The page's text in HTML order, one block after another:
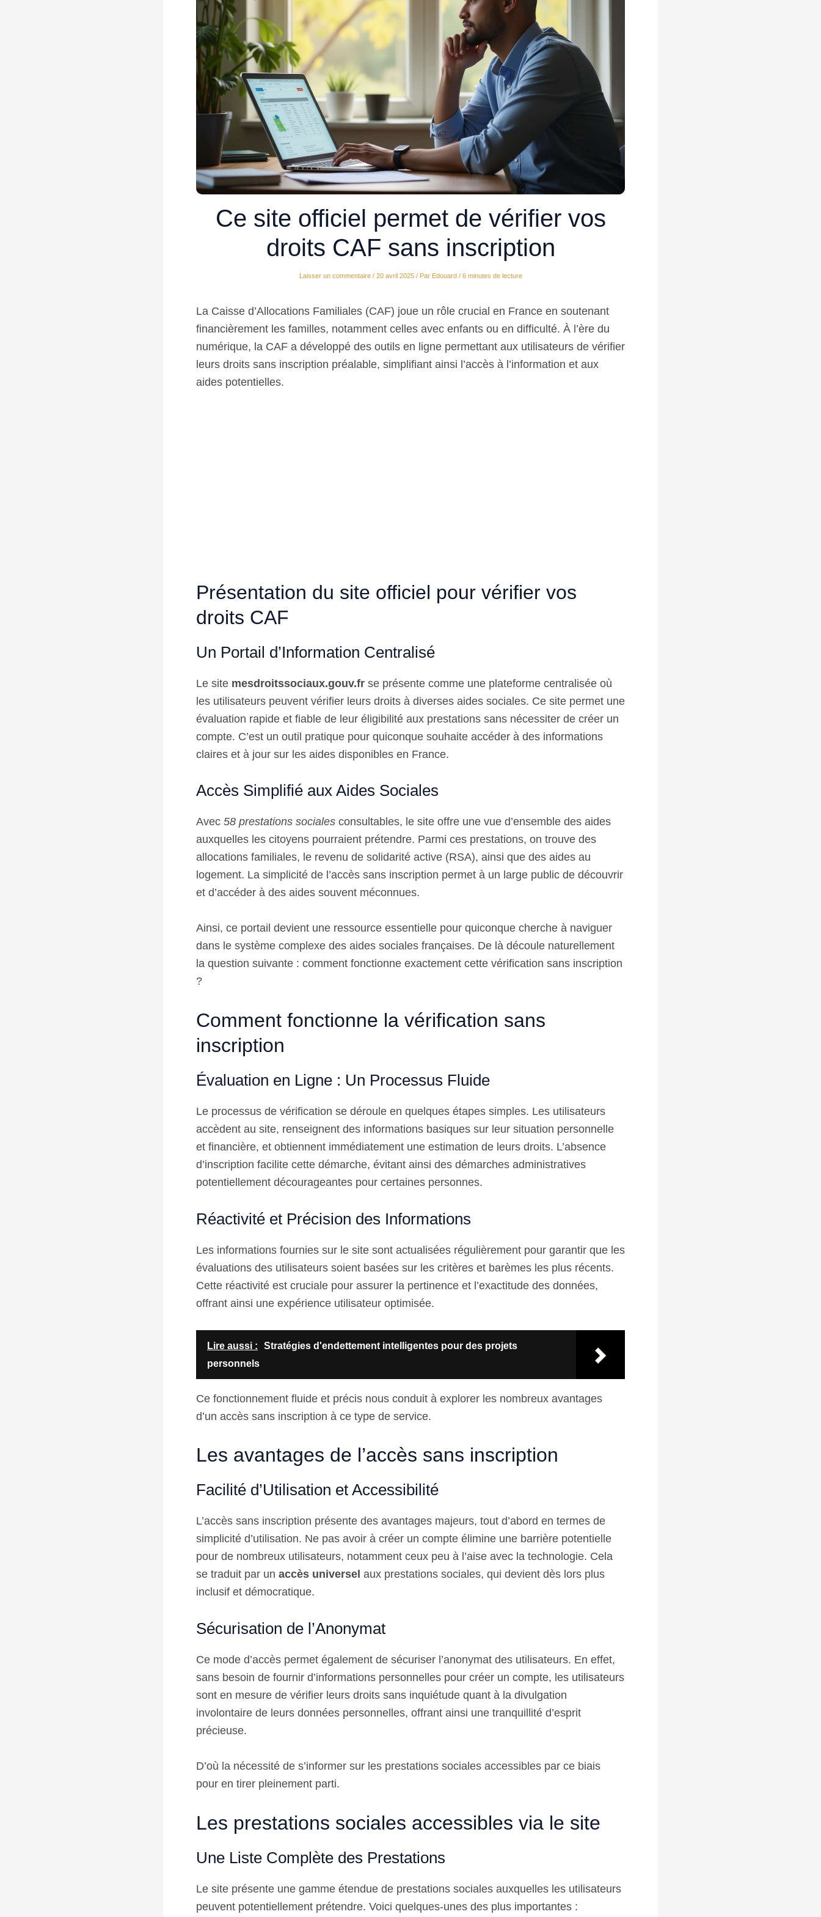
Ce site officiel permet de vérifier vos
droits CAF sans inscription
Laisser un commentaire / 20 avril 2025 / Par Edouard / 6 minutes de lecture
La Caisse d’Allocations Familiales (CAF) joue un rôle crucial en France en soutenant
financièrement les familles, notamment celles avec enfants ou en difficulté. À l’ère du
numérique, la CAF a développé des outils en ligne permettant aux utilisateurs de vérifier
leurs droits sans inscription préalable, simplifiant ainsi l’accès à l’information et aux
aides potentielles.
Présentation du site officiel pour vérifier vos
droits CAF
Un Portail d’Information Centralisé
Le site mesdroitssociaux.gouv.fr se présente comme une plateforme centralisée où
les utilisateurs peuvent vérifier leurs droits à diverses aides sociales. Ce site permet une
évaluation rapide et fiable de leur éligibilité aux prestations sans nécessiter de créer un
compte. C’est un outil pratique pour quiconque souhaite accéder à des informations
claires et à jour sur les aides disponibles en France.
Accès Simplifié aux Aides Sociales
Avec 58 prestations sociales consultables, le site offre une vue d’ensemble des aides
auxquelles les citoyens pourraient prétendre. Parmi ces prestations, on trouve des
allocations familiales, le revenu de solidarité active (RSA), ainsi que des aides au
logement. La simplicité de l’accès sans inscription permet à un large public de découvrir
et d’accéder à des aides souvent méconnues.
Ainsi, ce portail devient une ressource essentielle pour quiconque cherche à naviguer
dans le système complexe des aides sociales françaises. De là découle naturellement
la question suivante : comment fonctionne exactement cette vérification sans inscription
?
Comment fonctionne la vérification sans
inscription
Évaluation en Ligne : Un Processus Fluide
Le processus de vérification se déroule en quelques étapes simples. Les utilisateurs
accèdent au site, renseignent des informations basiques sur leur situation personnelle
et financière, et obtiennent immédiatement une estimation de leurs droits. L’absence
d’inscription facilite cette démarche, évitant ainsi des démarches administratives
potentiellement décourageantes pour certaines personnes.
Réactivité et Précision des Informations
Les informations fournies sur le site sont actualisées régulièrement pour garantir que les
évaluations des utilisateurs soient basées sur les critères et barèmes les plus récents.
Cette réactivité est cruciale pour assurer la pertinence et l’exactitude des données,
offrant ainsi une expérience utilisateur optimisée.
Lire aussi :
Stratégies d'endettement intelligentes pour des projets
personnels
Ce fonctionnement fluide et précis nous conduit à explorer les nombreux avantages
d’un accès sans inscription à ce type de service.
Les avantages de l’accès sans inscription
Facilité d’Utilisation et Accessibilité
L’accès sans inscription présente des avantages majeurs, tout d’abord en termes de
simplicité d’utilisation. Ne pas avoir à créer un compte élimine une barrière potentielle
pour de nombreux utilisateurs, notamment ceux peu à l’aise avec la technologie. Cela
se traduit par un accès universel aux prestations sociales, qui devient dès lors plus
inclusif et démocratique.
Sécurisation de l’Anonymat
Ce mode d’accès permet également de sécuriser l’anonymat des utilisateurs. En effet,
sans besoin de fournir d’informations personnelles pour créer un compte, les utilisateurs
sont en mesure de vérifier leurs droits sans inquiétude quant à la divulgation
involontaire de leurs données personnelles, offrant ainsi une tranquillité d’esprit
précieuse.
D’où la nécessité de s’informer sur les prestations sociales accessibles par ce biais
pour en tirer pleinement parti.
Les prestations sociales accessibles via le site
Une Liste Complète des Prestations
Le site présente une gamme étendue de prestations sociales auxquelles les utilisateurs
peuvent potentiellement prétendre. Voici quelques-unes des plus importantes :